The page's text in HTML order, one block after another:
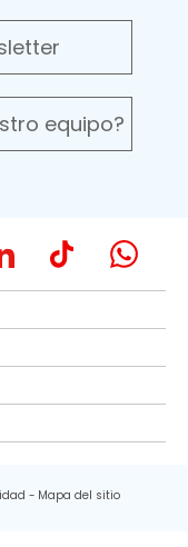
equipo?
Mapa del sitio